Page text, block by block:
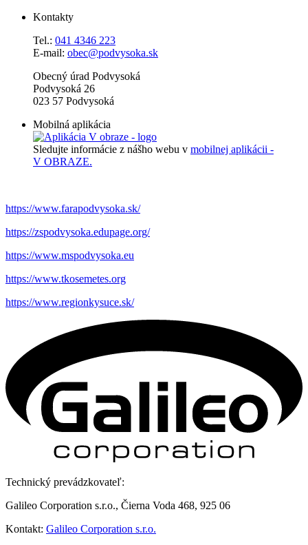
Kontakty
Tel.: 041 4346 223
E-mail: obec@podvysoka.sk
Obecný úrad Podvysoká
Podvysoká 26
023 57 Podvysoká
Mobilná aplikácia
Sledujte informácie z nášho webu v mobilnej aplikácii -
V OBRAZE.
https://www.farapodvysoka.sk/
https://zspodvysoka.edupage.org/
https://www.mspodvysoka.eu
https://www.tkosemetes.org
https://www.regionkysuce.sk/
Technický prevádzkovateľ:
Galileo Corporation s.r.o., Čierna Voda 468, 925 06
Kontakt: Galileo Corporation s.r.o.